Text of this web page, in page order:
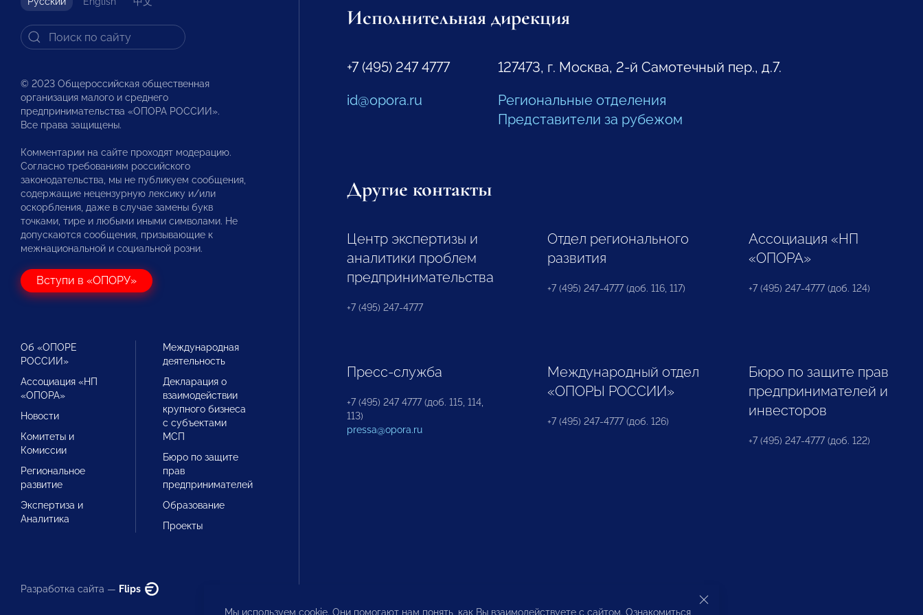
© 2023 Общероссийская общественная
организация малого и среднего
предпринимательства «ОПОРА РОССИИ».
Все права защищены.
Комментарии на сайте проходят модерацию.
Согласно требованиям российского
законодательства, мы не публикуем сообщения,
содержащие нецензурную лексику и/или
оскорбления, даже в случае замены букв
точками, тире и любыми иными символами. Не
допускаются сообщения, призывающие к
межнациональной и социальной розни.
Вступи в «ОПОРУ»
Об «ОПОРЕ
РОССИИ»
Ассоциация «НП
«ОПОРА»
Новости
Комитеты и
Комиссии
Региональное
развитие
Экспертиза и
Аналитика
Международная
деятельность
Декларация о
взаимодействии
крупного бизнеса
с субъектами
МСП
Бюро по защите
прав
предпринимателей
Образование
Проекты
Разработка сайта — Flips
Исполнительная дирекция
+7 (495) 247 4777
id@opora.ru
127473, г. Москва, 2-й Самотечный пер., д.7.
Региональные отделения
Представители за рубежом
Другие контакты
Центр экспертизы и
аналитики проблем
предпринимательства
+7 (495) 247-4777
Отдел регионального
развития
+7 (495) 247-4777 (доб. 116, 117)
Ассоциация «НП
«ОПОРА»
+7 (495) 247-4777 (доб. 124)
Пресс-служба
+7 (495) 247 4777 (доб. 115, 114,
113)
pressa@opora.ru
Международный отдел
«ОПОРЫ РОССИИ»
+7 (495) 247-4777 (доб. 126)
Бюро по защите прав
предпринимателей и
инвесторов
+7 (495) 247-4777 (доб. 122)
Мы используем cookie. Они помогают нам понять, как Вы взаимодействуете с сайтом. Ознакомиться